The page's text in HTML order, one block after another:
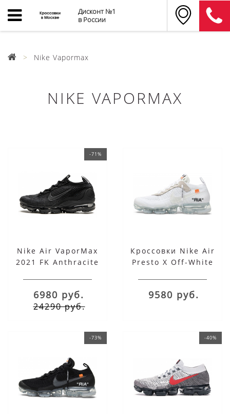
Дисконт №1
в России
Nike Vapormax
NIKE VAPORMAX
-71%
Nike Air VaporMax
2021 FK Anthracite
6980 руб.
24290 руб.
Кроссовки Nike Air
Presto X Off-White
9580 руб.
-73% -40%